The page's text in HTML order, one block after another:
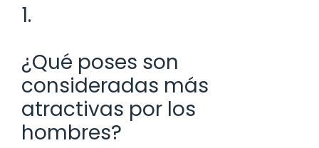
1.
¿Qué poses son
consideradas más
atractivas por los
hombres?